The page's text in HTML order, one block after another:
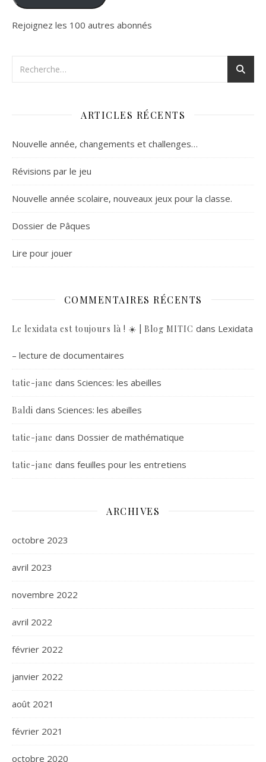
Rejoignez les 100 autres abonnés
ARTICLES RÉCENTS
Nouvelle année, changements et challenges…
Révisions par le jeu
Nouvelle année scolaire, nouveaux jeux pour la classe.
Dossier de Pâques
Lire pour jouer
COMMENTAIRES RÉCENTS
Le lexidata est toujours là ! ☀️ | Blog MITIC dans Lexidata
– lecture de documentaires
tatie-jane dans Sciences: les abeilles
Baldi dans Sciences: les abeilles
tatie-jane dans Dossier de mathématique
tatie-jane dans feuilles pour les entretiens
ARCHIVES
octobre 2023
avril 2023
novembre 2022
avril 2022
février 2022
janvier 2022
août 2021
février 2021
octobre 2020